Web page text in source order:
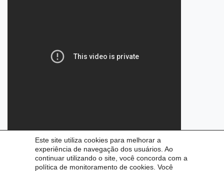
Este site utiliza cookies para melhorar a
experiência de navegação dos usuários. Ao
continuar utilizando o site, você concorda com a
política de monitoramento de cookies. Você